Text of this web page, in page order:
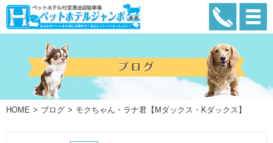
HOME ブログ モクちゃん・ラナ君【Mダックス・Kダックス】